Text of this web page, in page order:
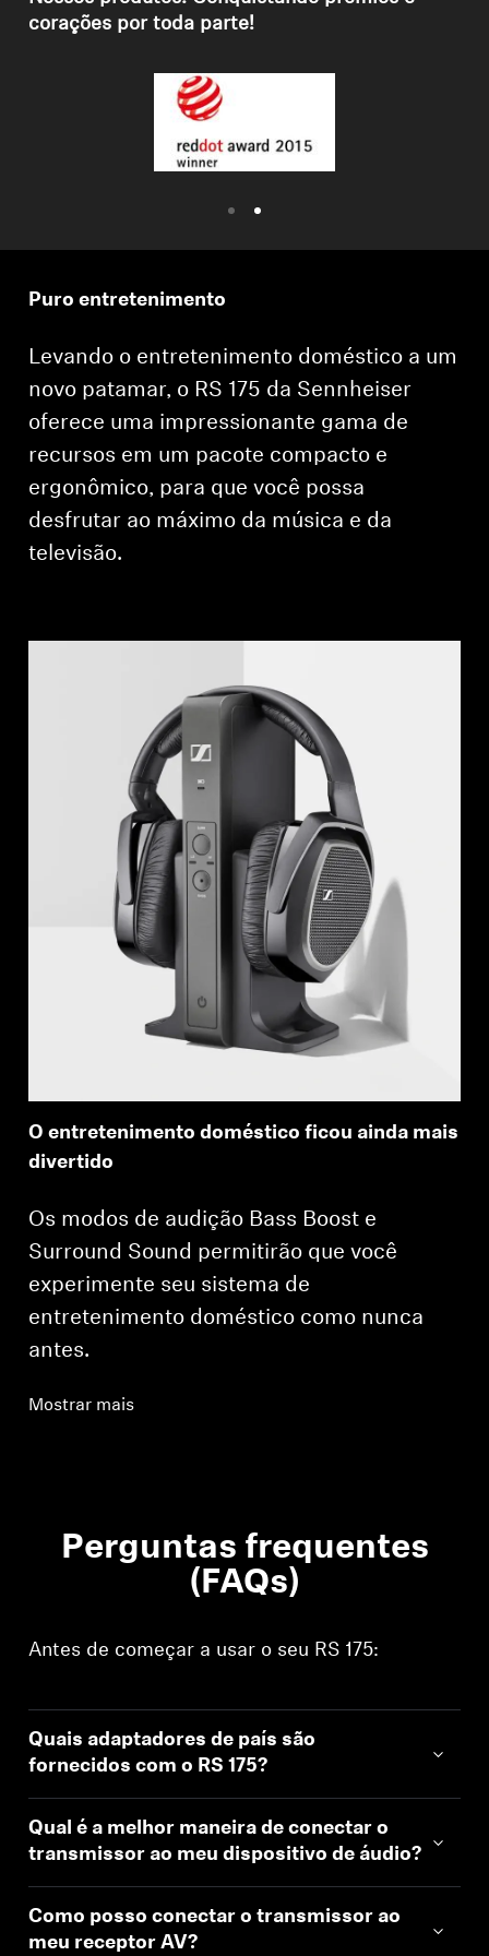
Profissional
corações por toda parte!
Puro entretenimento
Levando o entretenimento doméstico a um
novo patamar, o RS 175 da Sennheiser
oferece uma impressionante gama de
recursos em um pacote compacto e
ergonômico, para que você possa
desfrutar ao máximo da música e da
televisão.
O entretenimento doméstico ficou ainda mais
divertido
Os modos de audição Bass Boost e
Surround Sound permitirão que você
experimente seu sistema de
entretenimento doméstico como nunca
antes.
Mostrar mais
Perguntas frequentes
(FAQs)
Antes de começar a usar o seu RS 175:
Quais adaptadores de país são
fornecidos com o RS 175?
Qual é a melhor maneira de conectar o
transmissor ao meu dispositivo de áudio?
Como posso conectar o transmissor ao
meu receptor AV?